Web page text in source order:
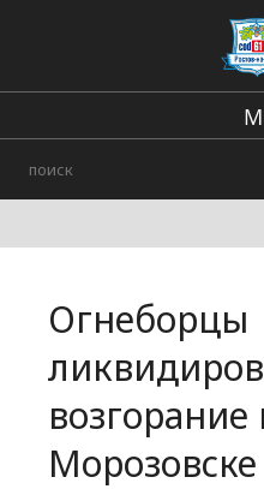
Огнеборцы
возгорание
Морозовске